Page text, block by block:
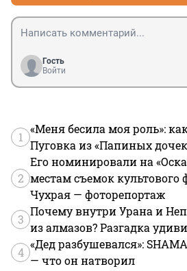
Гость
Войти
1
«Меня бесила моя роль»:
Пуговка из «Папиных
2
Его номинировали на
местам съемок культового
Чухрая — фоторепортаж
3
Почему внутри Урана и
из алмазов? Разгадка
4
«Дед разбушевался»:
— что он натворил